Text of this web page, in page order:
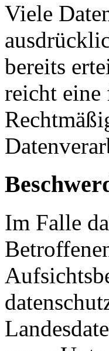
Viele
bereits
reicht
Im Falle